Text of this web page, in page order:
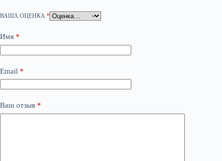
ВАША ОЦЕНКА *
Имя *
Email *
Ваш отзыв *